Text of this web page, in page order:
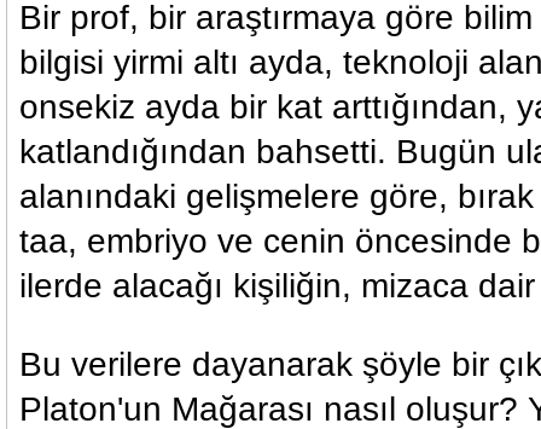
Bir prof, bir araştırmaya göre
bilgisi yirmi altı ayda, teknoloji
onsekiz ayda bir kat arttığından,
katlandığından bahsetti. Bugün
alanındaki gelişmelere göre,
taa, embriyo ve cenin öncesinde
ilerde alacağı kişiliğin, mizaca
Bu verilere dayanarak şöyle bir
Platon'un Mağarası nasıl oluşur?